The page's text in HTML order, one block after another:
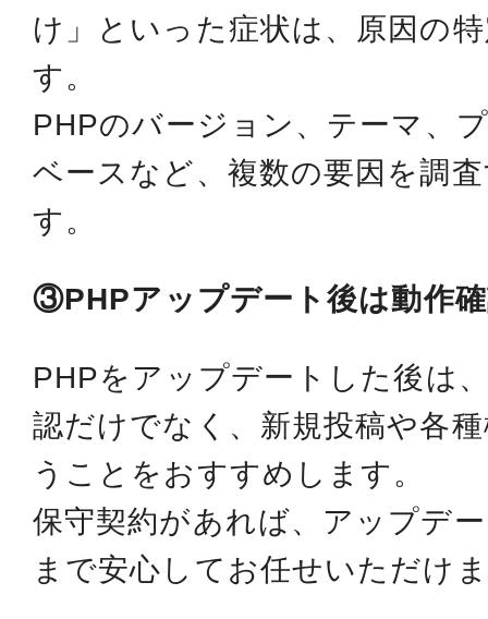
け」といった症状は、原因の
す。
PHPのバージョン、テーマ、
ベースなど、複数の要因を調
す。
③PHPアップデート後は動作
PHPをアップデートした後は
認だけでなく、新規投稿や各
うことをおすすめします。
保守契約があれば、アップデ
まで安心してお任せいただけ